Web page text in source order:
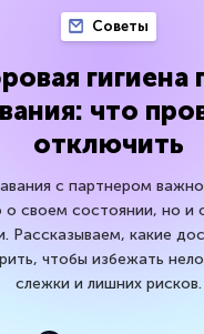
Советы
гигиена
что
отключить
с партнером
о своем состоянии, но и
Рассказываем, какие
чтобы избежать
слежки и лишних рисков.